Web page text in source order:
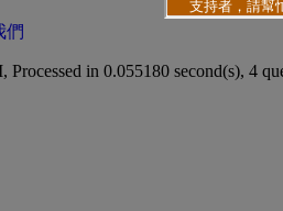
們
Processed in 0.055180 second(s), 4